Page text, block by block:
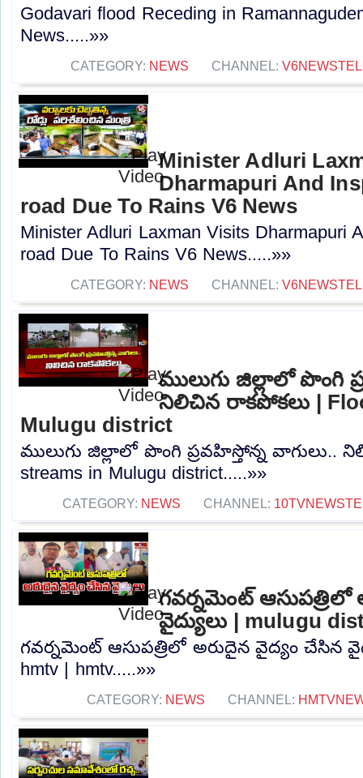
Godavari flood Receding in
News.....»»
CATEGORY: NEWS CHANNEL:
Minister Adluri
Dharmapuri And
road Due To Rains V6 News
Minister Adluri Laxman Visits Dharmapuri
road Due To Rains V6 News.....»»
CATEGORY: NEWS CHANNEL:
ములుగు జిల్లాలో పొంగి
నిలిచిన రాకపోకలు |
Mulugu district
ములుగు జిల్లాలో పొంగి ప్రవహిస్తోన్న వాగులు..
streams in Mulugu district.....»»
CATEGORY: NEWS CHANNEL:
గవర్నమెంట్ ఆసుపత్రిలో
వైద్యులు | mulugu
గవర్నమెంట్ ఆసుపత్రిలో అరుదైన వైద్యం చేసిన
hmtv | hmtv.....»»
CATEGORY: NEWS CHANNEL: